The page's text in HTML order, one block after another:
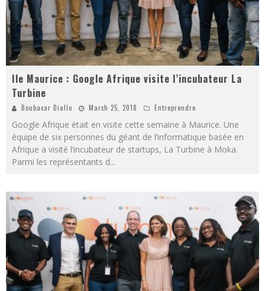
Ile Maurice : Google Afrique visite l’incubateur La
Turbine
Boubacar Diallo March 25, 2018 Entreprendre
Google Afrique était en visite cette semaine à Maurice. Une
équipe de six personnes du géant de l’informatique basée en
Afrique a visité l’incubateur de startups, La Turbine à Moka.
Parmi les représentants d...